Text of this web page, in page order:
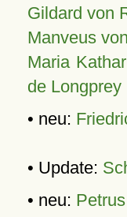
Gildard von
Manveus
Maria
de Longprey
• neu:
• Update:
• neu: